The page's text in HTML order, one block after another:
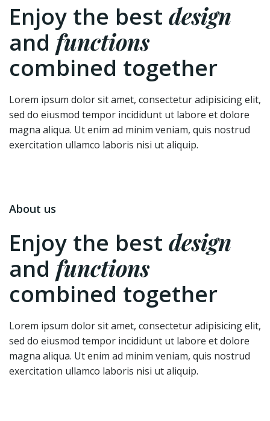
Enjoy the best design
and functions
combined together
Lorem ipsum dolor sit amet, consectetur adipisicing elit,
sed do eiusmod tempor incididunt ut labore et dolore
magna aliqua. Ut enim ad minim veniam, quis nostrud
exercitation ullamco laboris nisi ut aliquip.
About us
Enjoy the best design
and functions
combined together
Lorem ipsum dolor sit amet, consectetur adipisicing elit,
sed do eiusmod tempor incididunt ut labore et dolore
magna aliqua. Ut enim ad minim veniam, quis nostrud
exercitation ullamco laboris nisi ut aliquip.